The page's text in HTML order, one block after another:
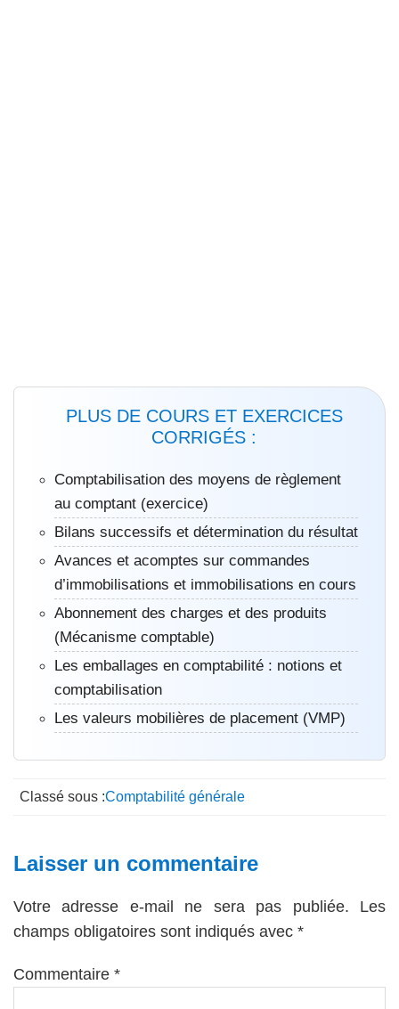
PLUS DE COURS ET EXERCICES
CORRIGÉS :
Comptabilisation des moyens de règlement
au comptant (exercice)
Bilans successifs et détermination du résultat
Avances et acomptes sur commandes
d’immobilisations et immobilisations en cours
Abonnement des charges et des produits
(Mécanisme comptable)
Les emballages en comptabilité : notions et
comptabilisation
Les valeurs mobilières de placement (VMP)
Classé sous :Comptabilité générale
Interactions
lecteur
Laisser un commentaire
Votre adresse e-mail ne sera pas publiée.
Les
champs obligatoires sont indiqués avec *
Commentaire *